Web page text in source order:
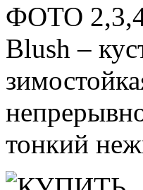
ФОТО
Blush –
тонкий